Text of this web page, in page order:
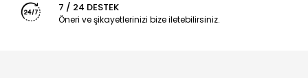
7 / 24 DESTEK
Öneri ve şikayetlerinizi bize iletebilirsiniz.